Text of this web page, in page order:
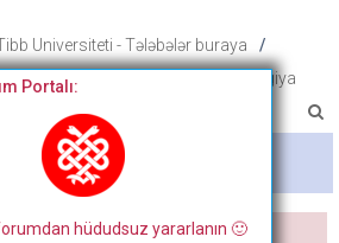
Universiteti - Tələbələr buraya
slayd və paylaşımlar
Histologiya
a
Bitdi
Portalı:
hüdudsuz yararlanın 🙂